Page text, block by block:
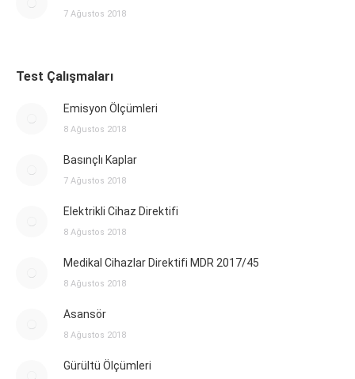
7 Ağustos 2018
Test Çalışmaları
Emisyon Ölçümleri
8 Ağustos 2018
Basınçlı Kaplar
7 Ağustos 2018
Elektrikli Cihaz Direktifi
8 Ağustos 2018
Medikal Cihazlar Direktifi MDR 2017/45
8 Ağustos 2018
Asansör
8 Ağustos 2018
Gürültü Ölçümleri